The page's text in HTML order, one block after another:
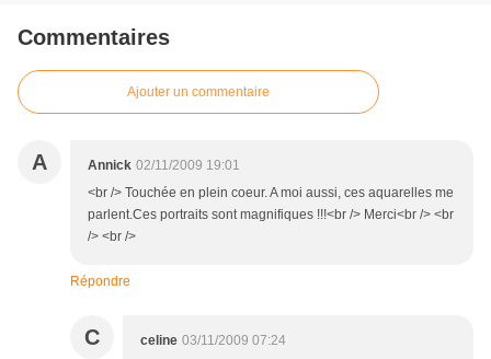
Commentaires
Ajouter un commentaire
A Annick 02/11/2009 19:01
<br /> Touchée en plein coeur. A moi aussi, ces aquarelles me
parlent.Ces portraits sont magnifiques !!!<br /> Merci<br /> <br
/> <br />
Répondre
C celine 03/11/2009 07:24